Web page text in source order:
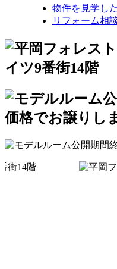
物件を見学し
リフォーム相